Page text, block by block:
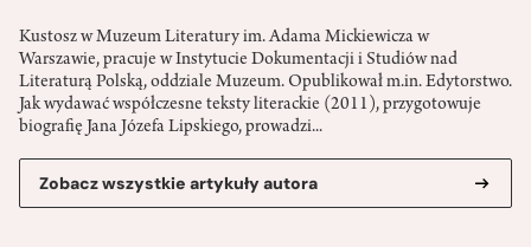
Kustosz w Muzeum Literatury im. Adama Mickiewicza w
Warszawie, pracuje w Instytucie Dokumentacji i Studiów nad
Literaturą Polską, oddziale Muzeum. Opublikował m.in. Edytorstwo.
Jak wydawać współczesne teksty literackie (2011), przygotowuje
biografię Jana Józefa Lipskiego, prowadzi...
Zobacz wszystkie artykuły autora